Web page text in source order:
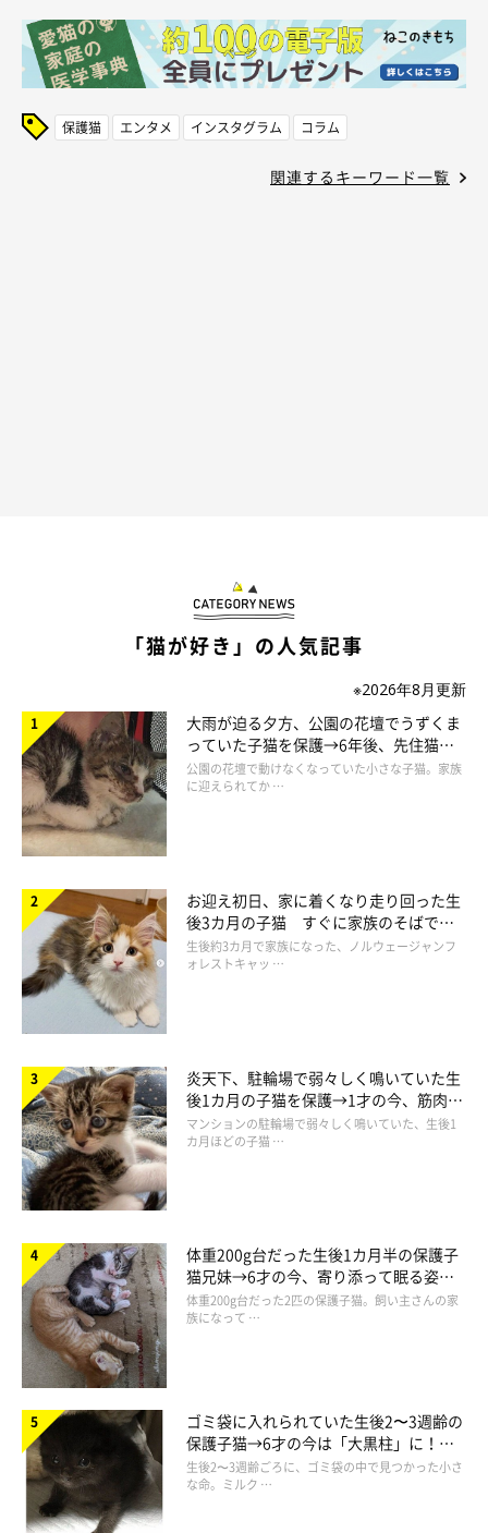
保護猫 エンタメ インスタグラム コラム
関連するキーワード一覧
「猫が好き」の人気記事
※2026年8月更新
大雨が迫る夕方、公園の花壇でうずくま
っていた子猫を保護→6年後、先住猫
と“姉妹”のような関係に
公園の花壇で動けなくなっていた小さな子猫。家族
に迎えられてか …
お迎え初日、家に着くなり走り回った生
後3カ月の子猫 すぐに家族のそばで落
ち着く姿に「迎えてよかった」
生後約3カ月で家族になった、ノルウェージャンフ
ォレストキャッ …
炎天下、駐輪場で弱々しく鳴いていた生
後1カ月の子猫を保護→1才の今、筋肉質
でツンデレなコに成長
マンションの駐輪場で弱々しく鳴いていた、生後1
カ月ほどの子猫 …
体重200g台だった生後1カ月半の保護子
猫兄妹→6才の今、寄り添って眠る姿に
ほっこり！
体重200g台だった2匹の保護子猫。飼い主さんの家
族になって …
ゴミ袋に入れられていた生後2〜3週齢の
保護子猫→6才の今は「大黒柱」に！
美しい黒猫に成長した姿にグッとくる
生後2〜3週齢ごろに、ゴミ袋の中で見つかった小さ
な命。ミルク …